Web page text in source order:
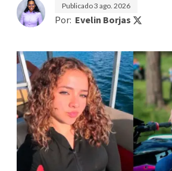
Publicado3 ago. 2026
Por: Evelin Borjas